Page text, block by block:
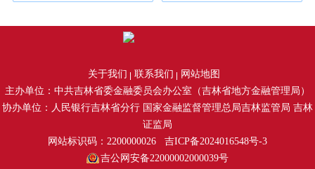
关于我们 联系我们
网站地图
主办单位：中共吉林省委金融委员会办公室（吉林省地方金融管理局）
协办单位：人民银行吉林省分行 国家金融监督管理总局吉林监管局 吉林
证监局
网站标识码：2200000026 吉ICP备2024016548号-3
吉公网安备22000002000039号